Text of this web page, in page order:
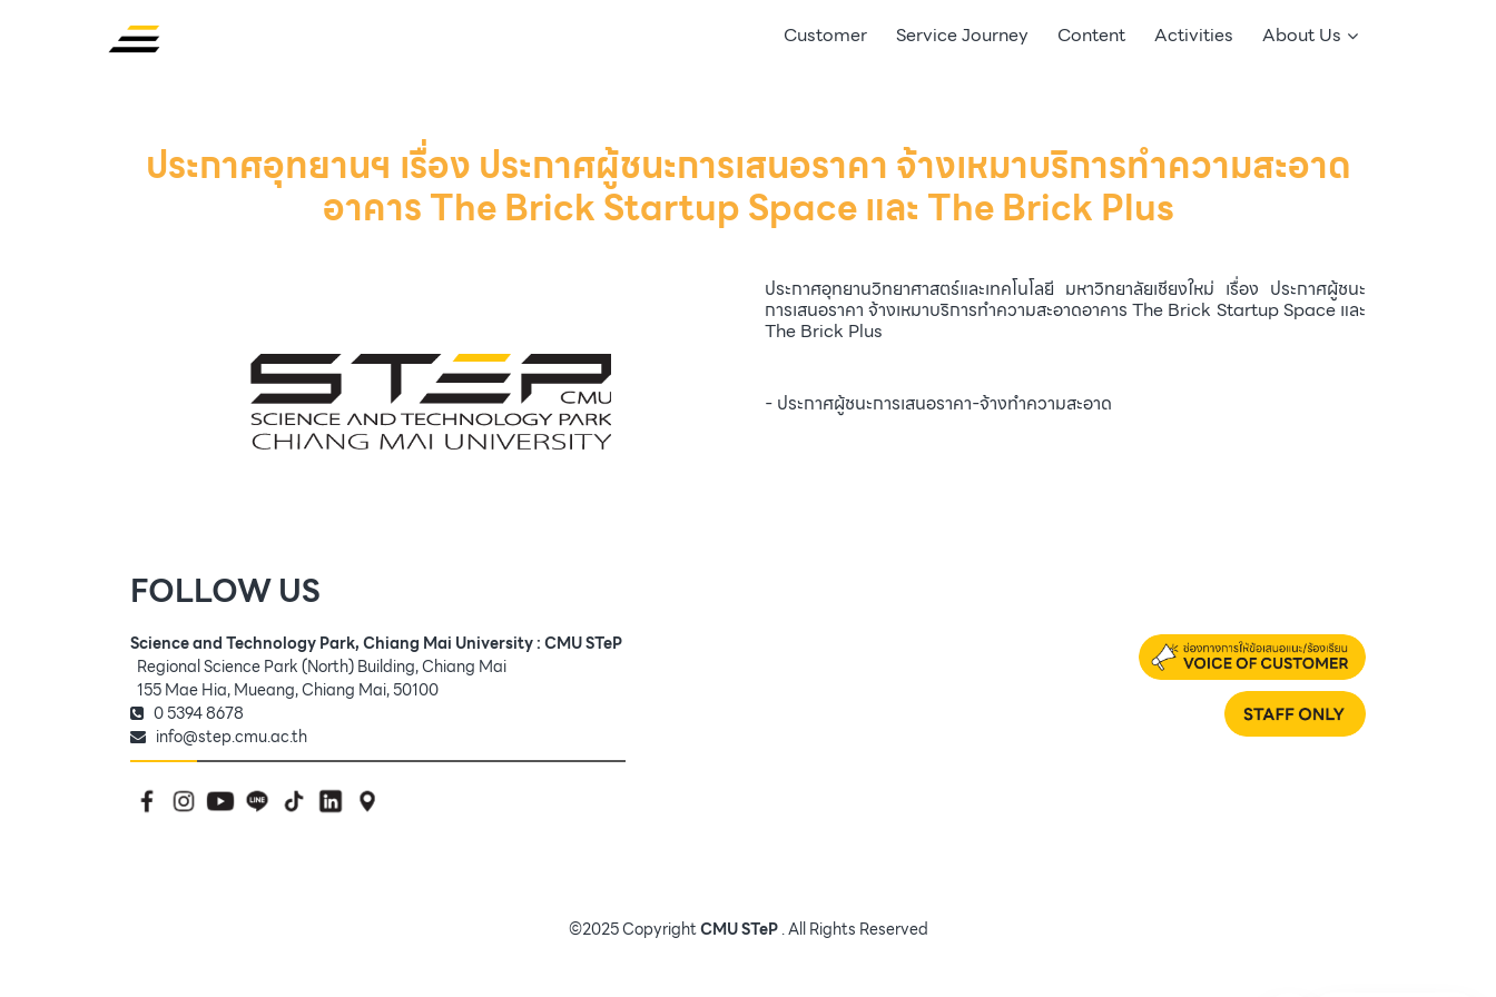
Customer Service Journey Content Activities About Us
ประกาศอุทยานฯ เรื่อง ประกาศผู้ชนะการเสนอราคา จ้างเหมาบริการทำความสะอาด
อาคาร The Brick Startup Space และ The Brick Plus
ประกาศอุทยานวิทยาศาสตร์และเทคโนโลยี มหาวิทยาลัยเชียงใหม่ เรื่อง ประกาศผู้ชนะ
การเสนอราคา จ้างเหมาบริการทำความสะอาดอาคาร The Brick Startup Space และ
The Brick Plus
- ประกาศผู้ชนะการเสนอราคา-จ้างทำความสะอาด
FOLLOW US
Science and Technology Park, Chiang Mai University : CMU STeP
Regional Science Park (North) Building, Chiang Mai
155 Mae Hia, Mueang, Chiang Mai, 50100
0 5394 8678
info@step.cmu.ac.th
©2025 CopyrightCMU STeP. All Rights Reserved